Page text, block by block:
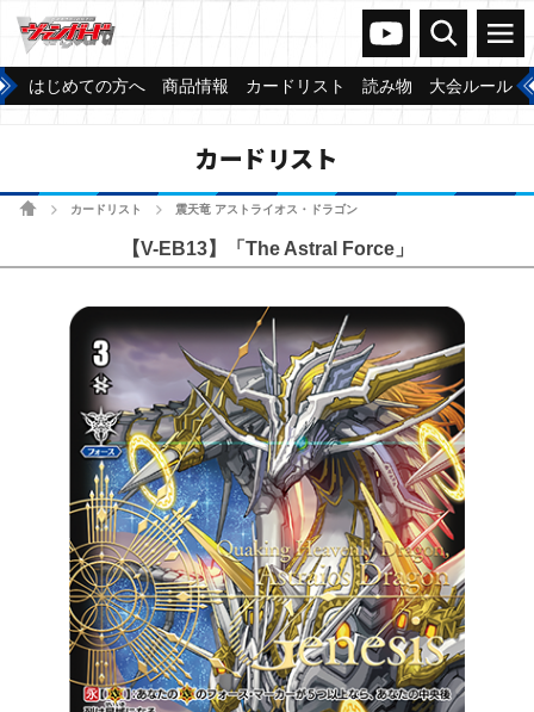
ヴァンガードch
検索 メニュー
はじめての方へ 商品情報 カードリスト 読み物 大会ルール
カードリスト
ホームカードリスト 震天竜 アストライオス・ドラゴン
【V-EB13】「The Astral Force」